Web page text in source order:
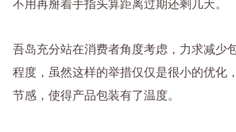
吾岛充分站在消费者角度考虑，力求减少
程度，虽然这样的举措仅仅是很小的优化
节感，使得产品包装有了温度。